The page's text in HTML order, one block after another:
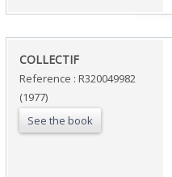
‎COLLECTIF‎
Reference : R320049982
(1977)
See the book